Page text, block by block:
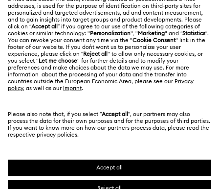
Contacto
Guía de tamaños
Buscador de tiendas
Trabaja con nosotros
Alumni Community
Para profesionales
Mapa Web
Kristallwelten
CONDICIONES LEGALES
Condiciones De Uso
Terminos & Condiciones
Política De Privacidad
Pie De Imprenta
Otros países/regiones
English
Deutsch Español Français
SWAROVSKI® y el logotipo del cisne son marcas
comerciales registradas de Swarovski AG.